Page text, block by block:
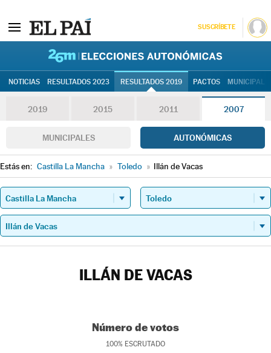
SUSCRÍBETE
NOTICIAS RESULTADOS 2023 RESULTADOS 2019 PACTOS
2019 2015 2011 2007
MUNICIPALES AUTONÓMICAS
Estás en: Castilla La Mancha » Toledo » Illán de Vacas
ILLÁN DE VACAS
Número de votos
100% ESCRUTADO